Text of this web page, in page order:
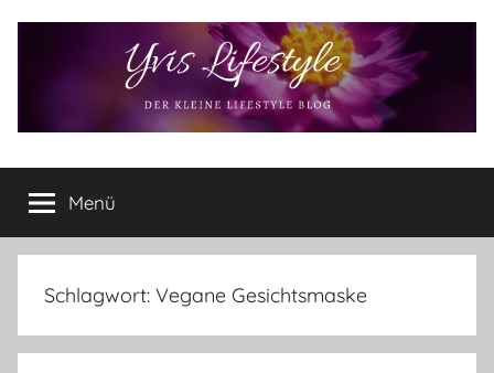
Yvis
Lifestyle
Lifestyle
Blog
–
Lifestyle,
Produkttests
Menü
Schlagwort: Vegane Gesichtsmaske